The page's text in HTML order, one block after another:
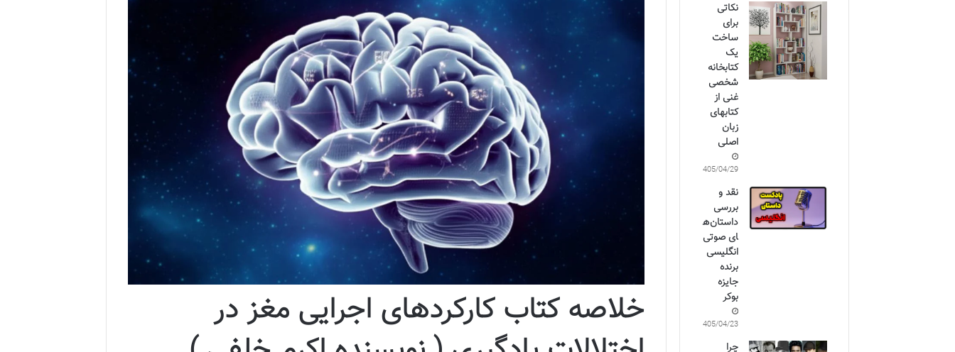
خلاصه کتاب کارکردهای اجرایی مغز در
نکاتی
برای
ساخت
یک
کتابخانه
شخصی
غنی از
کتابهای
زبان
اصلی
1405/04/29
نقد و
بررسی
داستان‌ه
ای صوتی
انگلیسی
برنده
جایزه
بوکر
1405/04/23
چرا